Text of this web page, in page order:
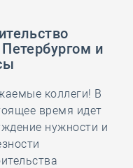
и
коллеги! В
время идет
нужности и